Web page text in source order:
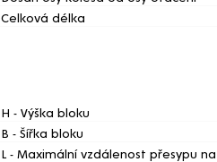
Celková délka
H - Výška bloku
B - Šířka bloku
L - Maximální vzdálenost přesypu na